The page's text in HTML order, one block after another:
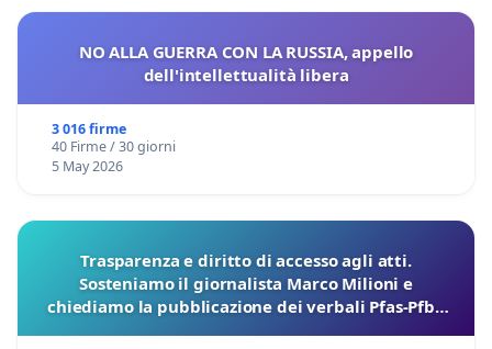
NO ALLA GUERRA CON LA RUSSIA, appello
dell'intellettualità libera
3 016 firme
40 Firme / 30 giorni
5 May 2026
Trasparenza e diritto di accesso agli atti.
Sosteniamo il giornalista Marco Milioni e
chiediamo la pubblicazione dei verbali Pfas-Pfba